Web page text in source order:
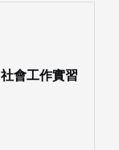
會工作實習